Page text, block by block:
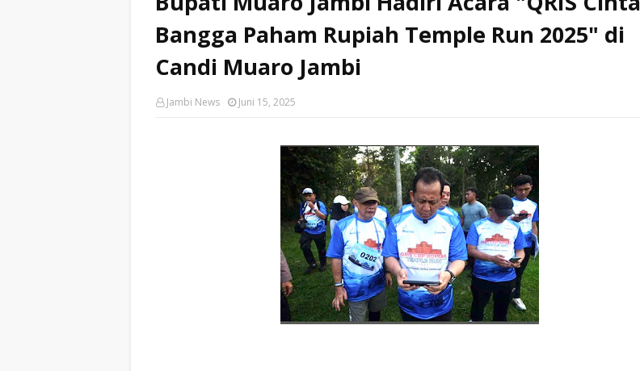
Bangga Paham Rupiah Temple Run 2025" di
Candi Muaro Jambi
Jambi News Juni 15, 2025